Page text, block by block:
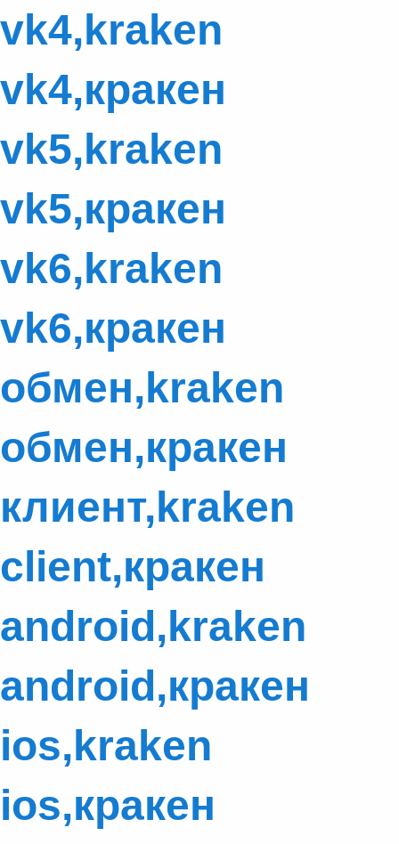
vk4,kraken
vk4,кракен
vk5,kraken
vk5,кракен
vk6,kraken
vk6,кракен
обмен,kraken
обмен,кракен
клиент,kraken
client,кракен
android,kraken
android,кракен
ios,kraken
ios,кракен